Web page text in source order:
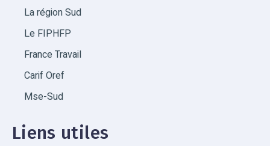
La région Sud
Le FIPHFP
France Travail
Carif Oref
Mse-Sud
Liens utiles